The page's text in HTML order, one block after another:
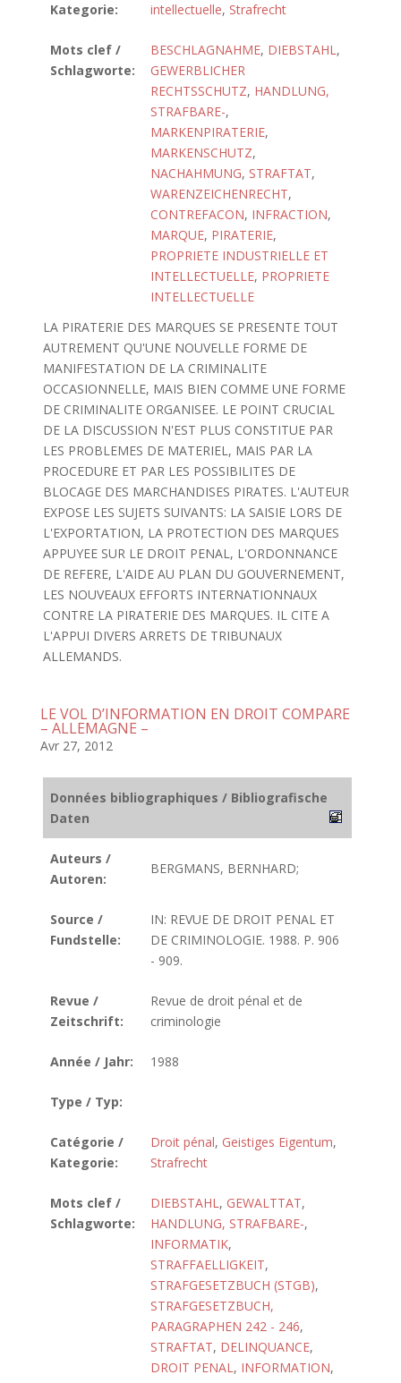
Kategorie:
intellectuelle, Strafrecht
Mots clef /
Schlagworte:
BESCHLAGNAHME, DIEBSTAHL,
GEWERBLICHER
RECHTSSCHUTZ, HANDLUNG,
STRAFBARE-,
MARKENPIRATERIE,
MARKENSCHUTZ,
NACHAHMUNG, STRAFTAT,
WARENZEICHENRECHT,
CONTREFACON, INFRACTION,
MARQUE, PIRATERIE,
PROPRIETE INDUSTRIELLE ET
INTELLECTUELLE, PROPRIETE
INTELLECTUELLE
LA PIRATERIE DES MARQUES SE PRESENTE TOUT
AUTREMENT QU'UNE NOUVELLE FORME DE
MANIFESTATION DE LA CRIMINALITE
OCCASIONNELLE, MAIS BIEN COMME UNE FORME
DE CRIMINALITE ORGANISEE. LE POINT CRUCIAL
DE LA DISCUSSION N'EST PLUS CONSTITUE PAR
LES PROBLEMES DE MATERIEL, MAIS PAR LA
PROCEDURE ET PAR LES POSSIBILITES DE
BLOCAGE DES MARCHANDISES PIRATES. L'AUTEUR
EXPOSE LES SUJETS SUIVANTS: LA SAISIE LORS DE
L'EXPORTATION, LA PROTECTION DES MARQUES
APPUYEE SUR LE DROIT PENAL, L'ORDONNANCE
DE REFERE, L'AIDE AU PLAN DU GOUVERNEMENT,
LES NOUVEAUX EFFORTS INTERNATIONNAUX
CONTRE LA PIRATERIE DES MARQUES. IL CITE A
L'APPUI DIVERS ARRETS DE TRIBUNAUX
ALLEMANDS.
LE VOL D’INFORMATION EN DROIT COMPARE
– ALLEMAGNE –
Avr 27, 2012
Données bibliographiques / Bibliografische
Daten
Auteurs /
Autoren:
BERGMANS, BERNHARD;
Source /
Fundstelle:
IN: REVUE DE DROIT PENAL ET
DE CRIMINOLOGIE. 1988. P. 906
- 909.
Revue /
Zeitschrift:
Revue de droit pénal et de
criminologie
Année / Jahr: 1988
Type / Typ:
Catégorie /
Kategorie:
Droit pénal, Geistiges Eigentum,
Strafrecht
Mots clef /
Schlagworte:
DIEBSTAHL, GEWALTTAT,
HANDLUNG, STRAFBARE-,
INFORMATIK,
STRAFFAELLIGKEIT,
STRAFGESETZBUCH (STGB),
STRAFGESETZBUCH,
PARAGRAPHEN 242 - 246,
STRAFTAT, DELINQUANCE,
DROIT PENAL, INFORMATION,